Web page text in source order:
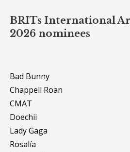
BRITs International
2026 nominees
Bad Bunny
Chappell Roan
CMAT
Doechii
Lady Gaga
Rosalía